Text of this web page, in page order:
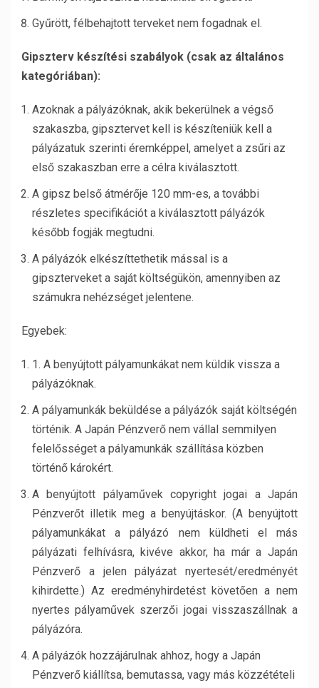
Gyűrött, félbehajtott terveket nem fogadnak el.
Gipszterv készítési szabályok (csak az általános
kategóriában):
Azoknak a pályázóknak, akik bekerülnek a végső
szakaszba, gipsztervet kell is készíteniük kell a
pályázatuk szerinti éremképpel, amelyet a zsűri az
első szakaszban erre a célra kiválasztott.
A gipsz belső átmérője 120 mm-es, a további
részletes specifikációt a kiválasztott pályázók
később fogják megtudni.
A pályázók elkészíttethetik mással is a
gipszterveket a saját költségükön, amennyiben az
számukra nehézséget jelentene.
Egyebek:
1. A benyújtott pályamunkákat nem küldik vissza a
pályázóknak.
A pályamunkák beküldése a pályázók saját költségén
történik. A Japán Pénzverő nem vállal semmilyen
felelősséget a pályamunkák szállítása közben
történő károkért.
A benyújtott pályaművek copyright jogai a Japán
Pénzverőt illetik meg a benyújtáskor. (A benyújtott
pályamunkákat a pályázó nem küldheti el más
pályázati felhívásra, kivéve akkor, ha már a Japán
Pénzverő a jelen pályázat nyertesét/eredményét
kihirdette.) Az eredményhirdetést követően a nem
nyertes pályaművek szerzői jogai visszaszállnak a
pályázóra.
A pályázók hozzájárulnak ahhoz, hogy a Japán
Pénzverő kiállítsa, bemutassa, vagy más közzétételi